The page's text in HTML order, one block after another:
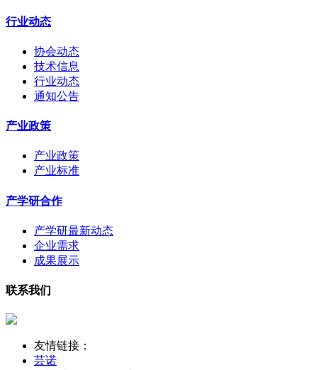
行业动态
协会动态
技术信息
行业动态
通知公告
产业政策
产业政策
产业标准
产学研合作
产学研最新动态
企业需求
成果展示
联系我们
友情链接：
芸诺